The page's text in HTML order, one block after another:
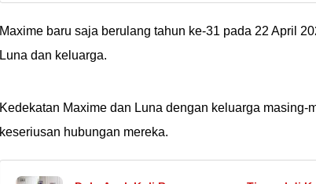
Maxime baru saja berulang tahun ke-31 pada 22 April
Luna dan keluarga.
Kedekatan Maxime dan Luna dengan keluarga masing-
keseriusan hubungan mereka.